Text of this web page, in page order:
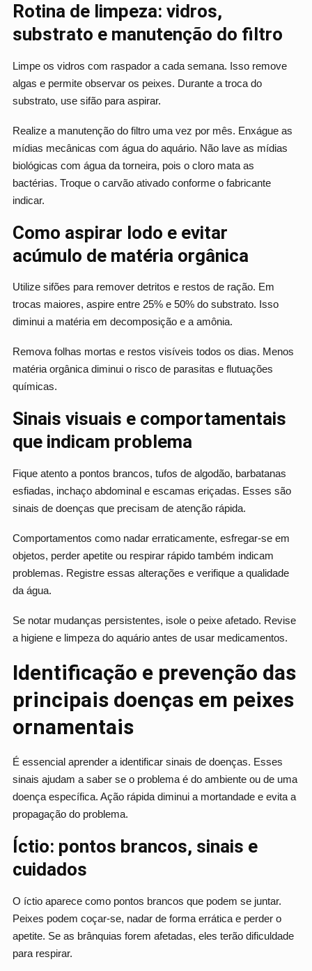
Rotina de limpeza: vidros,
substrato e manutenção do filtro
Limpe os vidros com raspador a cada semana. Isso remove
algas e permite observar os peixes. Durante a troca do
substrato, use sifão para aspirar.
Realize a manutenção do filtro uma vez por mês. Enxágue as
mídias mecânicas com água do aquário. Não lave as mídias
biológicas com água da torneira, pois o cloro mata as
bactérias. Troque o carvão ativado conforme o fabricante
indicar.
Como aspirar lodo e evitar
acúmulo de matéria orgânica
Utilize sifões para remover detritos e restos de ração. Em
trocas maiores, aspire entre 25% e 50% do substrato. Isso
diminui a matéria em decomposição e a amônia.
Remova folhas mortas e restos visíveis todos os dias. Menos
matéria orgânica diminui o risco de parasitas e flutuações
químicas.
Sinais visuais e comportamentais
que indicam problema
Fique atento a pontos brancos, tufos de algodão, barbatanas
esfiadas, inchaço abdominal e escamas eriçadas. Esses são
sinais de doenças que precisam de atenção rápida.
Comportamentos como nadar erraticamente, esfregar-se em
objetos, perder apetite ou respirar rápido também indicam
problemas. Registre essas alterações e verifique a qualidade
da água.
Se notar mudanças persistentes, isole o peixe afetado. Revise
a higiene e limpeza do aquário antes de usar medicamentos.
Identificação e prevenção das
principais doenças em peixes
ornamentais
É essencial aprender a identificar sinais de doenças. Esses
sinais ajudam a saber se o problema é do ambiente ou de uma
doença específica. Ação rápida diminui a mortandade e evita a
propagação do problema.
Íctio: pontos brancos, sinais e
cuidados
O íctio aparece como pontos brancos que podem se juntar.
Peixes podem coçar-se, nadar de forma errática e perder o
apetite. Se as brânquias forem afetadas, eles terão dificuldade
para respirar.